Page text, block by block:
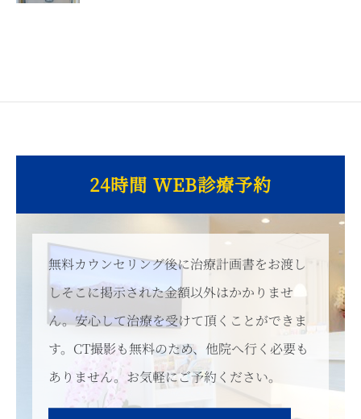
24時間 WEB診療予約
無料カウンセリング後に治療計画書をお渡し
しそこに掲示された金額以外はかかりませ
ん。安心して治療を受けて頂くことができま
す。CT撮影も無料のため、他院へ行く必要も
ありません。お気軽にご予約ください。